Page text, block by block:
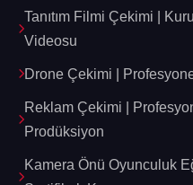
Tanıtım Filmi Çekimi |
Videosu
Drone Çekimi |
Reklam Çekimi |
Prodüksiyon
Kamera Önü Oyunculuk